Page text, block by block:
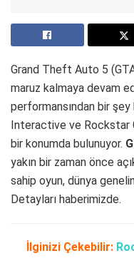
Grand Theft Auto 5
maruz kalmaya devam
performansından bir
Interactive ve Rockstar
bir konumda bulunuyor.
yakın bir zaman önce
sahip oyun, dünya
Detayları haberimizde.
İlginizi Çekebilir: